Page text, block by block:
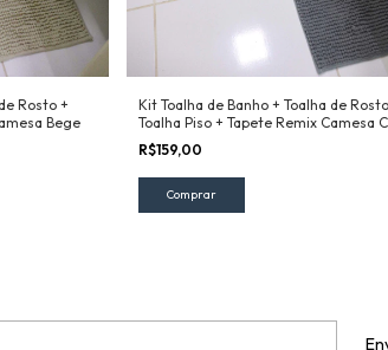
Rosto +
Bege
Kit Toalha de Banho + Toalha de
Toalha Piso + Tapete Remix Camesa
R$159,00